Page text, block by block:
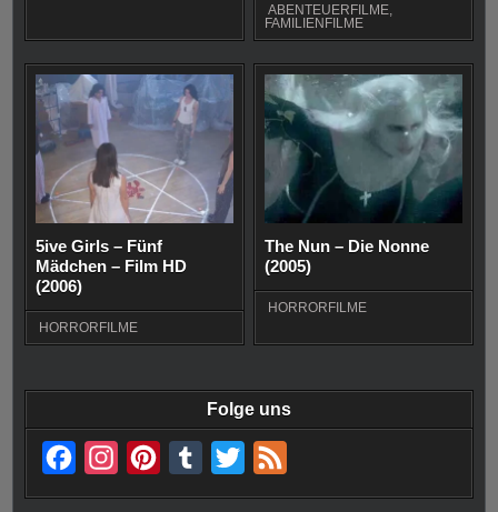
ABENTEUERFILME,
FAMILIENFILME
5ive Girls – Fünf
Mädchen – Film HD
(2006)
HORRORFILME
The Nun – Die Nonne
(2005)
HORRORFILME
Folge uns